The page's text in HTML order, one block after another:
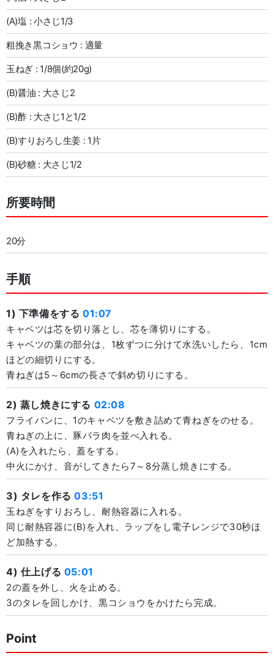
(A)塩 : 小さじ1/3
粗挽き黒コショウ : 適量
玉ねぎ : 1/8個(約20g)
(B)醤油 : 大さじ2
(B)酢 : 大さじ1と1/2
(B)すりおろし生姜 : 1片
(B)砂糖 : 大さじ1/2
所要時間
20分
手順
1) 下準備をする01:07
キャベツは芯を切り落とし、芯を薄切りにする。
キャベツの葉の部分は、1枚ずつに分けて水洗いしたら、1cm
ほどの細切りにする。
青ねぎは5～6cmの長さで斜め切りにする。
2) 蒸し焼きにする 02:08
フライパンに、1のキャベツを敷き詰めて青ねぎをのせる。
青ねぎの上に、豚バラ肉を並べ入れる。
(A)を入れたら、蓋をする。
中火にかけ、音がしてきたら7～8分蒸し焼きにする。
3) タレを作る03:51
玉ねぎをすりおろし、耐熱容器に入れる。
同じ耐熱容器に(B)を入れ、ラップをし電子レンジで30秒ほ
ど加熱する。
4) 仕上げる 05:01
2の蓋を外し、火を止める。
3のタレを回しかけ、黒コショウをかけたら完成。
Point